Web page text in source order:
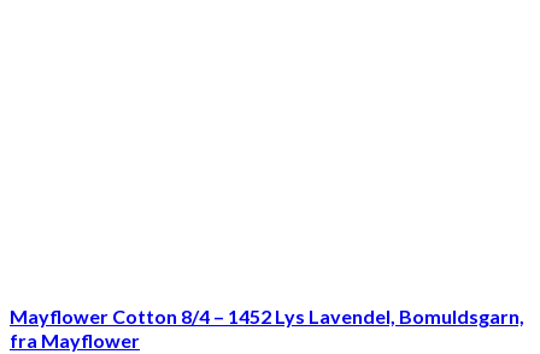
Mayflower Cotton 8/4 – 1452 Lys Lavendel, Bomuldsgarn,
fra Mayflower